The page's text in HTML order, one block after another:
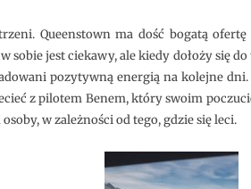
Queenstown ma dość bogatą
sobie jest ciekawy, ale kiedy dołoży się
pozytywną energią na kolejne
z pilotem Benem, który swoim
w zależności od tego, gdzie się leci.